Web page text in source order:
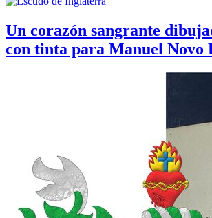
Un corazón sangrante
con tinta para Manuel Novo